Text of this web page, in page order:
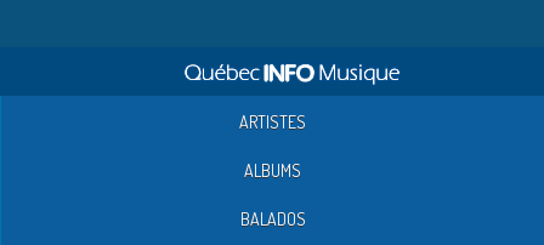
ARTISTES
ALBUMS
BALADOS